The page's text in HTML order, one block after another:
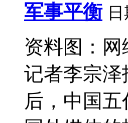
军事平衡 日
资料图：
记者李宗泽
后，中国